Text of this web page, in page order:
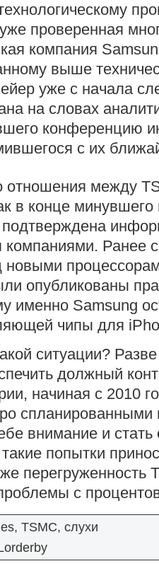
проверенная
компания
выше
уже с начала
на словах
конференцию
с их
отношения между
в конце
Ранее
новыми
опубликованы
именно Samsung
чипы для
ситуации?
должный
начиная с 2010
внимание и
попытки
перегруженность
с
, TSMC, слухи